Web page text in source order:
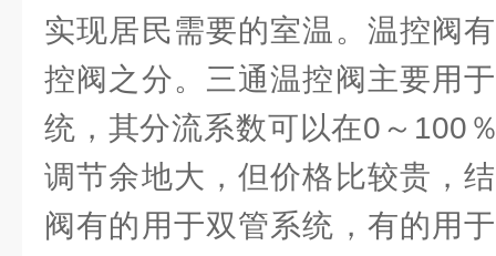
实现居民需要的室温。温控阀
控阀之分。三通温控阀主要用
统，其分流系数可以在0～100
调节余地大，但价格比较贵，
阀有的用于双管系统，有的用